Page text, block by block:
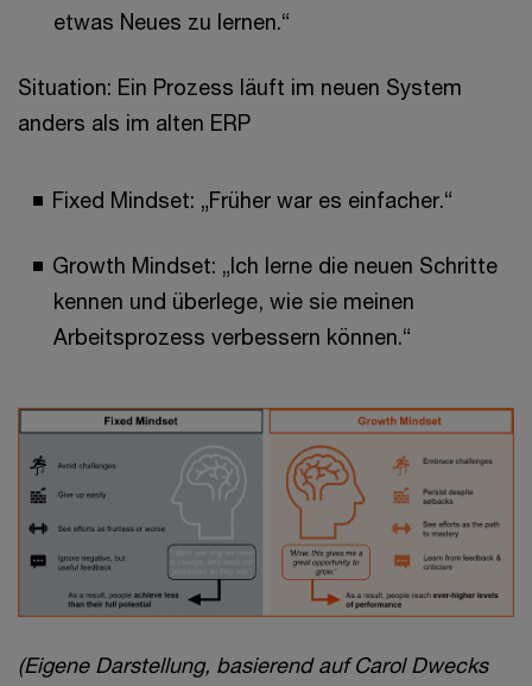
etwas Neues zu lernen.“
Situation: Ein Prozess läuft im neuen System
anders als im alten ERP
Fixed Mindset: „Früher war es einfacher.“
Growth Mindset: „Ich lerne die neuen Schritte
kennen und überlege, wie sie meinen
Arbeitsprozess verbessern können.“
(Eigene Darstellung, basierend auf Carol Dwecks